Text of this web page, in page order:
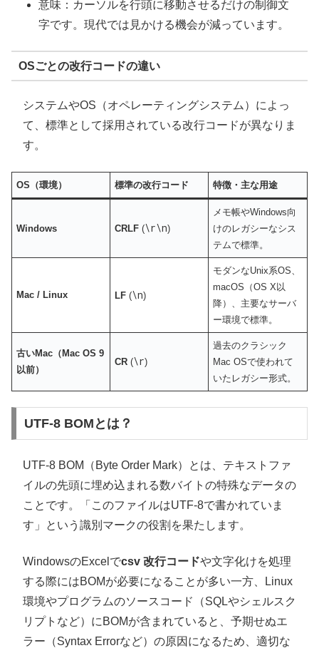
意味：カーソルを行頭に移動させるだけの制御文
字です。現代では見かける機会が減っています。
OSごとの改行コードの違い
システムやOS（オペレーティングシステム）によっ
て、標準として採用されている改行コードが異なりま
す。
OS（環境） 標準の改行コード 特徴・主な用途
Windows CRLF (\r\n)
メモ帳やWindows向
けのレガシーなシス
テムで標準。
Mac / Linux LF (\n)
モダンなUnix系OS、
macOS（OS X以
降）、主要なサーバ
ー環境で標準。
古いMac（Mac OS 9
以前）
CR (\r)
過去のクラシック
Mac OSで使われて
いたレガシー形式。
UTF-8 BOMとは？
UTF-8 BOM（Byte Order Mark）とは、テキストファ
イルの先頭に埋め込まれる数バイトの特殊なデータの
ことです。「このファイルはUTF-8で書かれていま
す」という識別マークの役割を果たします。
WindowsのExcelでcsv 改行コードや文字化けを処理
する際にはBOMが必要になることが多い一方、Linux
環境やプログラムのソースコード（SQLやシェルスク
リプトなど）にBOMが含まれていると、予期せぬエ
ラー（Syntax Errorなど）の原因になるため、適切な